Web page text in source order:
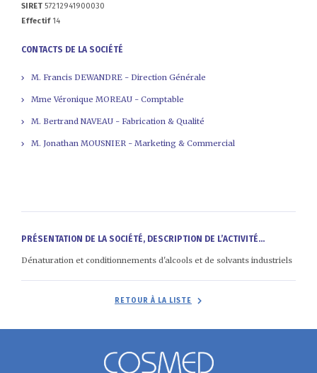
SIRET 57212941900030
Effectif14
CONTACTS DE LA SOCIÉTÉ
M. Francis DEWANDRE - Direction Générale
Mme Véronique MOREAU - Comptable
M. Bertrand NAVEAU - Fabrication & Qualité
M. Jonathan MOUSNIER - Marketing & Commercial
PRÉSENTATION DE LA SOCIÉTÉ, DESCRIPTION DE L’ACTIVITÉ...
Dénaturation et conditionnements d'alcools et de solvants industriels
RETOUR À LA LISTE